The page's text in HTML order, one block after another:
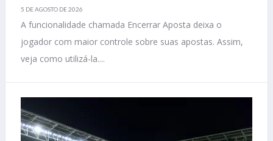
5 DE AGOSTO DE 2026
A funcionalidade chamada Encerrar Aposta deixa o
jogador com maior controle sobre suas apostas. Assim,
veja como utilizá-la....